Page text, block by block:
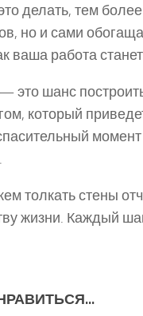
делать, тем
но и сами
работа
это шанс
который
момент
толкать стены
жизни. Каждый